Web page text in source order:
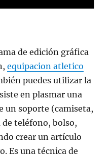
de edición gráfica
equipacion atletico
puedes utilizar la
en plasmar una
un soporte (camiseta,
teléfono, bolso,
crear un artículo
Es una técnica de